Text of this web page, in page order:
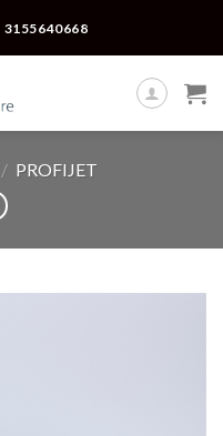
3155640668
/ PROFIJET